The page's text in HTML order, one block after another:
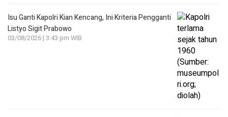
Isu Ganti Kapolri Kian Kencang, Ini Kriteria Pengganti
Listyo Sigit Prabowo
03/08/2026 | 3:43 pm WIB